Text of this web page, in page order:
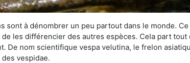
sont à dénombrer un peu partout dans le monde.
les différencier des autres espèces. Cela part
De nom scientifique vespa velutina, le frelon
vespidae.